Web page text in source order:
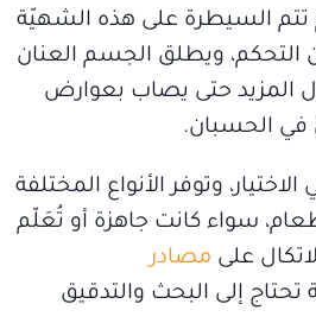
تتم السيطرة على هذه الشهيّة
التحكم، ويطلق الجسم العنان
المزيد حتى يصاب بعوارض
في الحسبان.
وتوفر الأنواع المختلفة
سواء كانت جاهزة أو تُعَلّم
على مصادر
تحتاج إلى البحث والتدقيق